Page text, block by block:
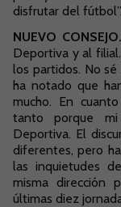
disfrutar del fútbol”.
NUEVO
Deportiva y al filial.
los partidos. No
ha notado que
mucho. En
tanto porque
Deportiva. El
diferentes, pero
las inquietudes
misma dirección
últimas diez